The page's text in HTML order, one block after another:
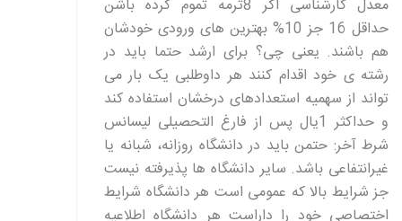
معدل کارشناسی اگر 8ترمه تموم کرده باشن
حداقل 16 جز 10% بهترین های ورودی خودشان
هم باشند. یعنی چی؟ برای ارشد حتما باید در
رشته ی خود اقدام کنند هر داوطلبی یک بار می
تواند از سهمیه استعدادهای درخشان استفاده کند
و حداکثر 1یال پس از فارغ التحصیلی لیسانس
شرط آخر: حتمن باید در دانشگاه روزانه، شبانه یا
غیرانتفاعی باشد. سایر دانشگاه ها پذیرفته نیست
جز شرایط بالا که عمومی است هر دانشگاه شرایط